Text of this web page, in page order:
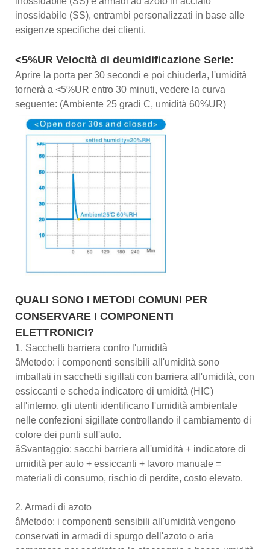
inossidabile (SS), entrambi personalizzati in base alle
esigenze specifiche dei clienti.
<5%UR Velocità di deumidificazione Serie:
Aprire la porta per 30 secondi e poi chiuderla, l'umidità
tornerà a <5%UR entro 30 minuti, vedere la curva
seguente: (Ambiente 25 gradi C, umidità 60%UR)
QUALI SONO I METODI COMUNI PER
CONSERVARE I COMPONENTI
ELETTRONICI?
1. Sacchetti barriera contro l'umidità
âMetodo: i componenti sensibili all'umidità sono
imballati in sacchetti sigillati con barriera all'umidità, con
essiccanti e scheda indicatore di umidità (HIC)
all'interno, gli utenti identificano l'umidità ambientale
nelle confezioni sigillate controllando il cambiamento di
colore dei punti sull'auto.
âSvantaggio: sacchi barriera all'umidità + indicatore di
umidità per auto + essiccanti + lavoro manuale =
materiali di consumo, rischio di perdite, costo elevato.
2. Armadi di azoto
âMetodo: i componenti sensibili all'umidità vengono
conservati in armadi di spurgo dell'azoto o aria